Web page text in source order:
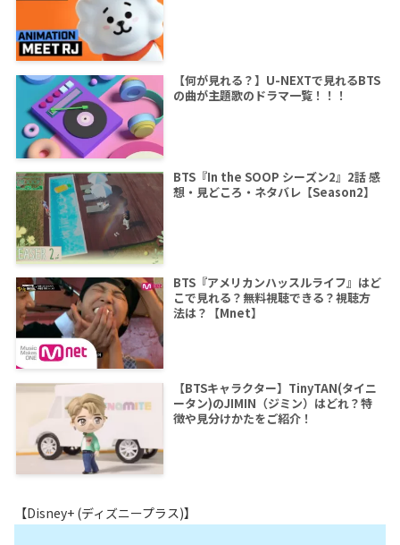
【何が見れる？】U-NEXTで見れるBTS
の曲が主題歌のドラマ一覧！！！
BTS『In the SOOP シーズン2』2話 感
想・見どころ・ネタバレ【Season2】
BTS『アメリカンハッスルライフ』はど
こで見れる？無料視聴できる？視聴方
法は？【Mnet】
【BTSキャラクター】TinyTAN(タイニ
ータン)のJIMIN（ジミン）はどれ？特
徴や見分けかたをご紹介！
【Disney+ (ディズニープラス)】